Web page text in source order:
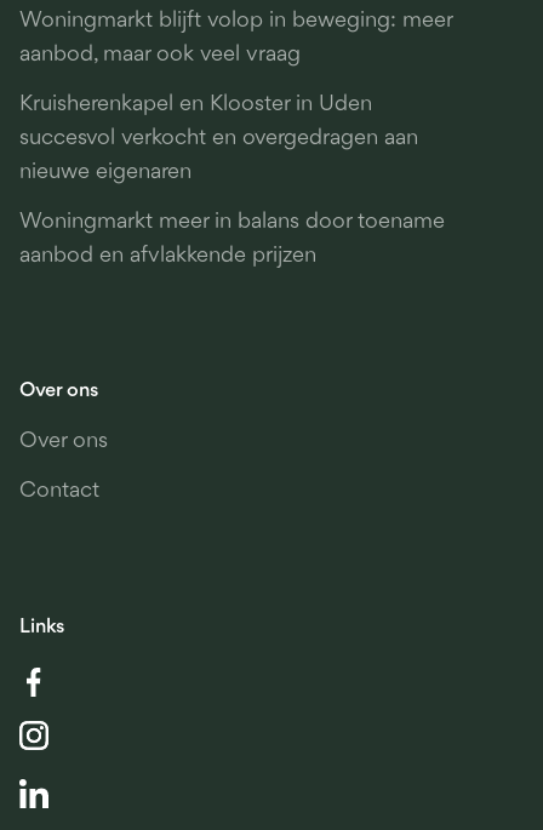
Woningmarkt blijft volop in beweging: meer
aanbod, maar ook veel vraag
Kruisherenkapel en Klooster in Uden
succesvol verkocht en overgedragen aan
nieuwe eigenaren
Woningmarkt meer in balans door toename
aanbod en afvlakkende prijzen
Over ons
Over ons
Contact
Links